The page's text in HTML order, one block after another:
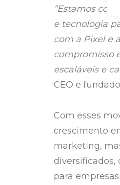
“Estamos
e tecnologia
com a Pixel e
compromisso
escaláveis e
CEO e
Com esses
crescimento
marketing,
para